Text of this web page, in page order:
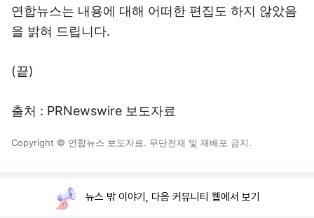
연합뉴스는 내용에 대해 어떠한 편집도 하지 않았음
을 밝혀 드립니다.
(끝)
출처 : PRNewswire 보도자료
Copyright © 연합뉴스 보도자료. 무단전재 및 재배포 금지.
뉴스 밖 이야기, 다음 커뮤니티 웹에서 보기